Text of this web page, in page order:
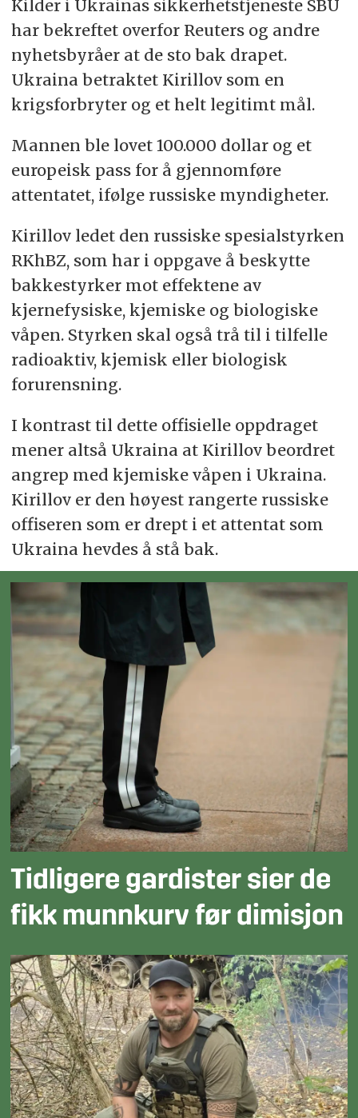
Kilder i Ukrainas sikkerhetstjeneste SBU
har bekreftet overfor Reuters og andre
nyhetsbyråer at de sto bak drapet.
Ukraina betraktet Kirillov som en
krigsforbryter og et helt legitimt mål.
Mannen ble lovet 100.000 dollar og et
europeisk pass for å gjennomføre
attentatet, ifølge russiske myndigheter.
Kirillov ledet den russiske spesialstyrken
RKhBZ, som har i oppgave å beskytte
bakkestyrker mot effektene av
kjernefysiske, kjemiske og biologiske
våpen. Styrken skal også trå til i tilfelle
radioaktiv, kjemisk eller biologisk
forurensning.
I kontrast til dette offisielle oppdraget
mener altså Ukraina at Kirillov beordret
angrep med kjemiske våpen i Ukraina.
Kirillov er den høyest rangerte russiske
offiseren som er drept i et attentat som
Ukraina hevdes å stå bak.
Tidligere gardister sier de
fikk munnkurv før dimisjon